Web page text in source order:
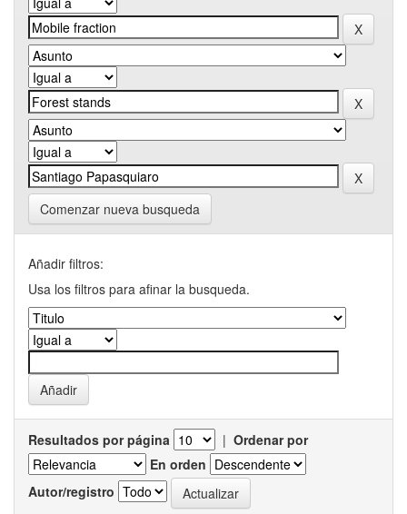
Comenzar nueva busqueda
Añadir filtros:
Usa los filtros para afinar la busqueda.
Resultados por página | Ordenar por
En orden
Autor/registro